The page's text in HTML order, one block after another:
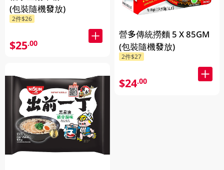
(包裝隨機發放)
2件$26
$25.00
營多傳統撈麵 5 X 85GM
(包裝隨機發放)
2件$27
$24.00